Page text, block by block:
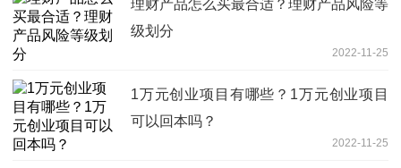
理财产品怎么买最合适？理财产品风险等
级划分
2022-11-25
1万元创业项目有哪些？1万元创业项目
可以回本吗？
2022-11-25